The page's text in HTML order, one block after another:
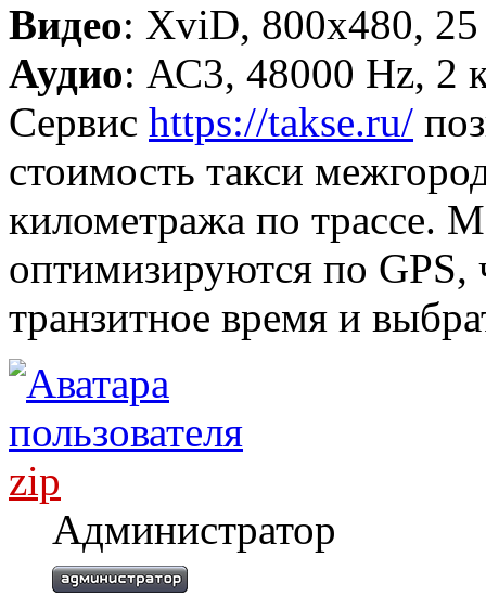
Видео: XviD, 800x480,
Аудио: АС3, 48000 Hz, 2
Сервис https://takse.ru/
стоимость такси
километража по трассе.
оптимизируются по GPS,
транзитное время и
zip
Администратор